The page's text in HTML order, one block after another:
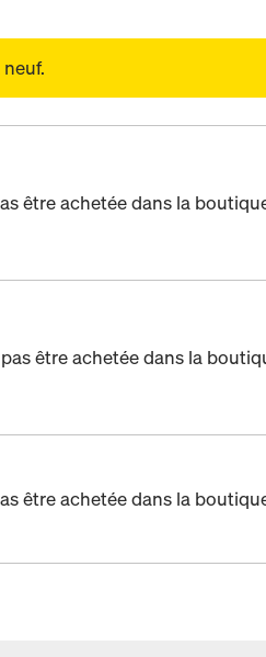
être achetée dans la
être achetée dans la
être achetée dans la